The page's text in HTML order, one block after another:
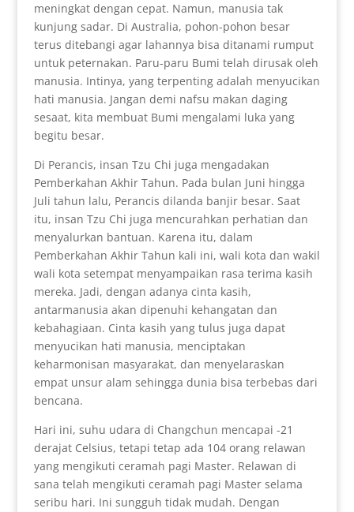
meningkat dengan cepat. Namun, manusia tak
kunjung sadar. Di Australia, pohon-pohon besar
terus ditebangi agar lahannya bisa ditanami rumput
untuk peternakan. Paru-paru Bumi telah dirusak oleh
manusia. Intinya, yang terpenting adalah menyucikan
hati manusia. Jangan demi nafsu makan daging
sesaat, kita membuat Bumi mengalami luka yang
begitu besar.
Di Perancis, insan Tzu Chi juga mengadakan
Pemberkahan Akhir Tahun. Pada bulan Juni hingga
Juli tahun lalu, Perancis dilanda banjir besar. Saat
itu, insan Tzu Chi juga mencurahkan perhatian dan
menyalurkan bantuan. Karena itu, dalam
Pemberkahan Akhir Tahun kali ini, wali kota dan wakil
wali kota setempat menyampaikan rasa terima kasih
mereka. Jadi, dengan adanya cinta kasih,
antarmanusia akan dipenuhi kehangatan dan
kebahagiaan. Cinta kasih yang tulus juga dapat
menyucikan hati manusia, menciptakan
keharmonisan masyarakat, dan menyelaraskan
empat unsur alam sehingga dunia bisa terbebas dari
bencana.
Hari ini, suhu udara di Changchun mencapai -21
derajat Celsius, tetapi tetap ada 104 orang relawan
yang mengikuti ceramah pagi Master. Relawan di
sana telah mengikuti ceramah pagi Master selama
seribu hari. Ini sungguh tidak mudah. Dengan